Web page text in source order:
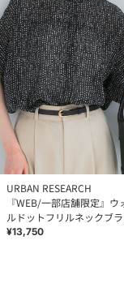
URBAN RESEARCH
『WEB/一部店舗限定』ウ
ルドットフリルネックブ
¥13,750